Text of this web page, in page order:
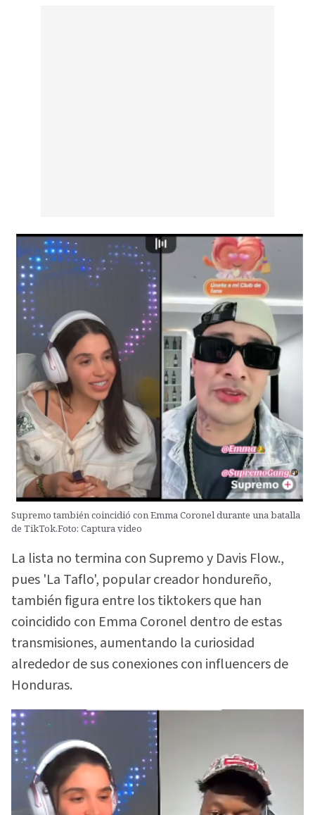
Supremo también coincidió con Emma Coronel durante una batalla
de TikTok.Foto: Captura video
La lista no termina con Supremo y Davis Flow.,
pues 'La Taflo', popular creador hondureño,
también figura entre los tiktokers que han
coincidido con Emma Coronel dentro de estas
transmisiones, aumentando la curiosidad
alrededor de sus conexiones con influencers de
Honduras.